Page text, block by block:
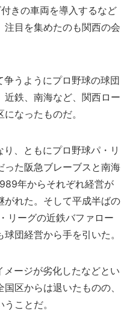
きの車両を導入するなど
目を集めたのも関西の会
うようにプロ野球の球団
鉄、南海など、関西ロー
なったものだ。
、ともにプロ野球パ・リ
った阪急ブレーブスと南海
年からそれぞれ経営が
がれた。そして平成半ばの
リーグの近鉄バファロー
団経営から手を引いた。
ージが劣化したなどとい
区からは退いたものの、
ことだ。